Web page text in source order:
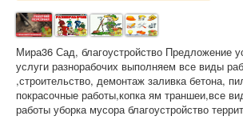
Мира36 Сад, благоустройство Предложение
услуги разнорабочих выполняем все виды
,строительство, демонтаж заливка бетона,
покрасочные работы,копка ям траншеи,все
работы уборка мусора благоустройство